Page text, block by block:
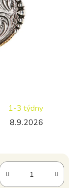
1-3 týdny
8.9.2026